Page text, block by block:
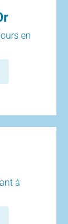
en
à